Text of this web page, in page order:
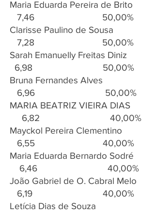
Maria Eduarda Pereira de Brito
7,46 50,00%
Clarisse Paulino de Sousa
7,28 50,00%
Sarah Emanuelly Freitas Diniz
6,98 50,00%
Bruna Fernandes Alves
6,96 50,00%
MARIA BEATRIZ VIEIRA DIAS
6,82 40,00%
Mayckol Pereira Clementino
6,55 40,00%
Maria Eduarda Bernardo Sodré
6,46 40,00%
João Gabriel de O. Cabral Melo
6,19 40,00%
Letícia Dias de Souza